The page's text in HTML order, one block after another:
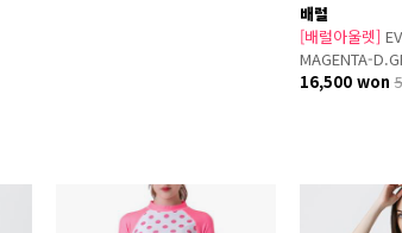
배럴
[배럴아울렛]
MAGENTA-
16,500 won